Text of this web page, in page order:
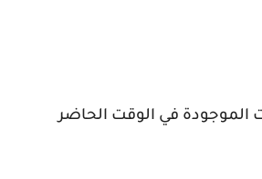
الموجودة في الوقت الحاضر